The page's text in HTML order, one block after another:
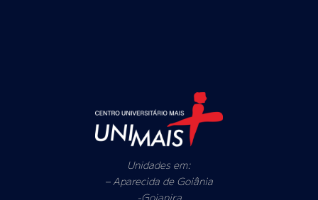
Unidades em:
– Aparecida de Goiânia
-Goianira